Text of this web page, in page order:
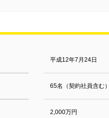
平成12年7月24日
65名（契約社員含む）
2,000万円